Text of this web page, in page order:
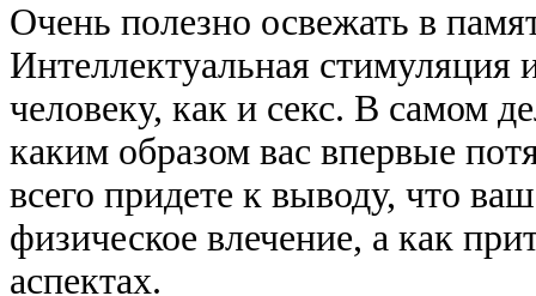
Очень полезно освежать в
Интеллектуальная стимуляция
человеку, как и секс. В самом
каким образом вас впервые
всего придете к выводу, что
физическое влечение, а как
аспектах.